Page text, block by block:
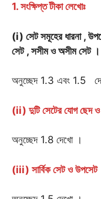
1. সংক্ষিপ্ত টীকা লেখোঃ
(i) সেট সমূহের ধারনা,
সেট, সসীম ও অসীম সেট ।
অনুচ্ছেদ 1.3 এবং 1.5
(ii) দুটি সেটের যোগ ছেদ
অনুচ্ছেদ 1.8 দেখো ।
(iii) সার্বিক সেট ও উপসেট